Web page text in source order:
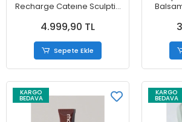
Recharge Cateıne Sculptin
4.999,90 TL
Sepete Ekle
KARGO
BEDAVA
KARGO
BEDAVA